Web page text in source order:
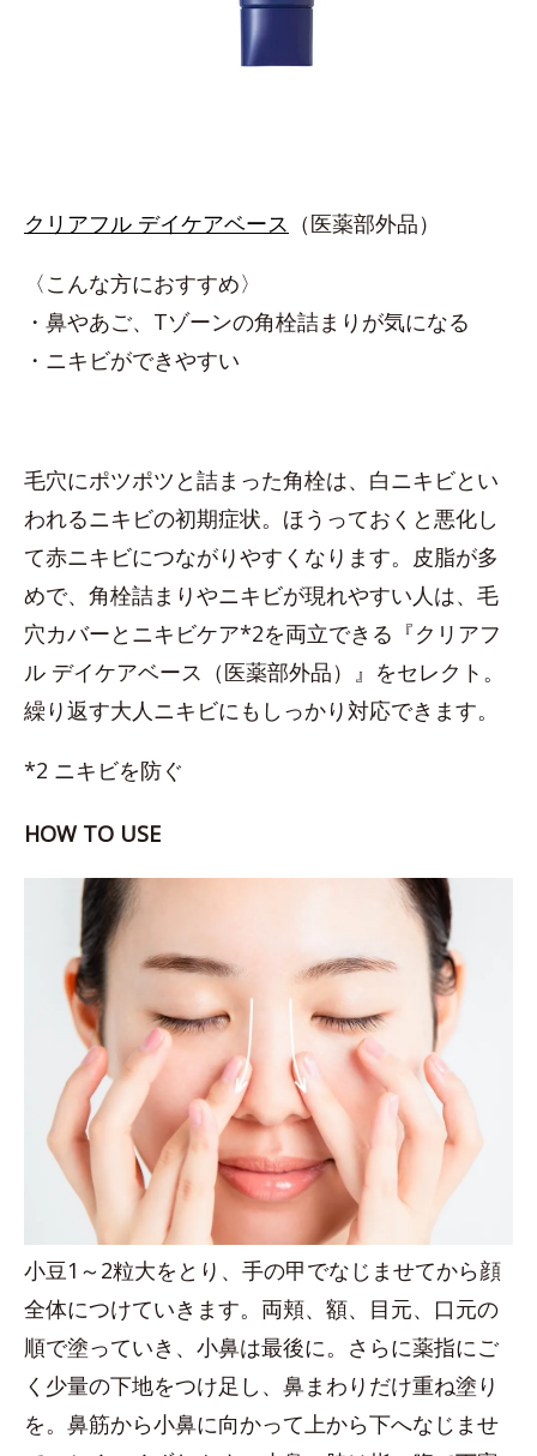
クリアフル デイケアベース （医薬部外品）
〈こんな方におすすめ〉
・鼻やあご、Tゾーンの角栓詰まりが気になる
・ニキビができやすい
毛穴にポツポツと詰まった角栓は、白ニキビとい
われるニキビの初期症状。ほうっておくと悪化し
て赤ニキビにつながりやすくなります。皮脂が多
めで、角栓詰まりやニキビが現れやすい人は、毛
穴カバーとニキビケア*2を両立できる『クリアフ
ル デイケアベース（医薬部外品）』をセレクト。
繰り返す大人ニキビにもしっかり対応できます。
*2 ニキビを防ぐ
HOW TO USE
小豆1～2粒大をとり、手の甲でなじませてから顔
全体につけていきます。両頬、額、目元、口元の
順で塗っていき、小鼻は最後に。さらに薬指にご
く少量の下地をつけ足し、鼻まわりだけ重ね塗り
を。鼻筋から小鼻に向かって上から下へなじませ